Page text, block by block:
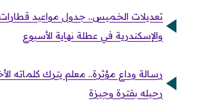
تعديلات الخميس.. جدول مواعيد
والإسكندرية في عطلة نهاية الأسبوع
رسالة وداع مؤثرة.. معلم يترك كلماته
رحيله بفترة وجيزة